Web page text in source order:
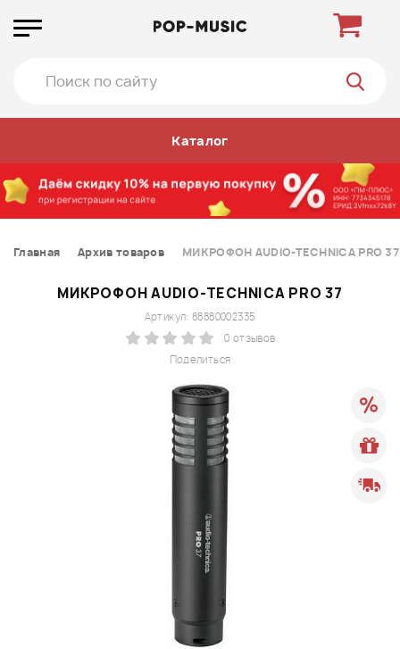
Каталог
Главная Архив товаров МИКРОФОН AUDIO-TECHNICA PRO 37
МИКРОФОН AUDIO-TECHNICA PRO 37
Поделиться
Артикул: 88880002335
0 отзывов